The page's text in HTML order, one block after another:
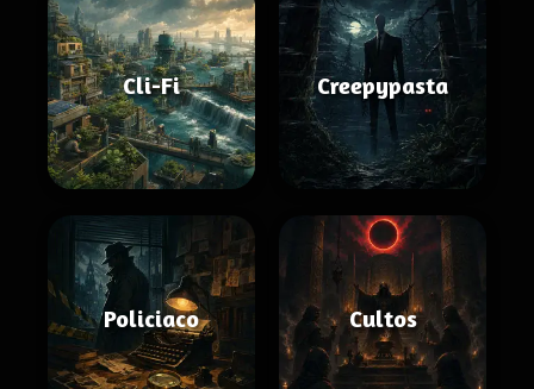
Cli-Fi Creepypasta
Policiaco Cultos